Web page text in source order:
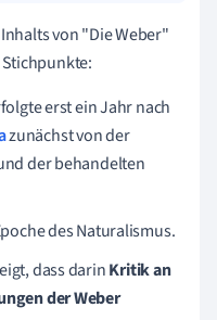
von "Die Weber"
erst ein Jahr nach
zunächst von der
der behandelten
des Naturalismus.
dass darinKritikan
der Weber